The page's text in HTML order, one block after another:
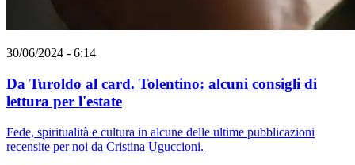
30/06/2024 - 6:14
Da Turoldo al card. Tolentino: alcuni consigli di
lettura per l'estate
Fede, spiritualità e cultura in alcune delle ultime pubblicazioni
recensite per noi da Cristina Uguccioni.